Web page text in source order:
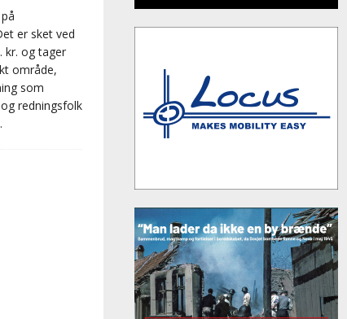
er sket ved
kr. og tager
område,
som
redningsfolk